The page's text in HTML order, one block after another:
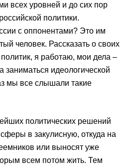
всех уровней и до сих пор
политики.
с оппонентами? Это им
человек. Рассказать о своих
я работаю, мои дела –
заниматься идеологической
мы все слышали такие
политических решений
в закулисную, откуда на
или выносят уже
всем потом жить. Тем